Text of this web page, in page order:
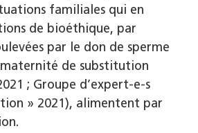
familiales qui en
de bioéthique, par
par le don de sperme
maternité de substitution
; Groupe d’expert-e-s
» 2021), alimentent par